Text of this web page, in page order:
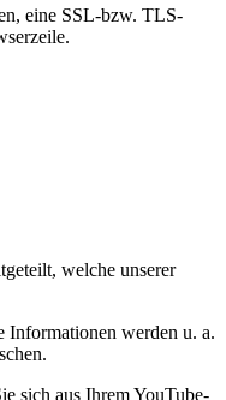
eine SSL-bzw. TLS-
welche unserer
Informationen werden u. a.
sich aus Ihrem YouTube-